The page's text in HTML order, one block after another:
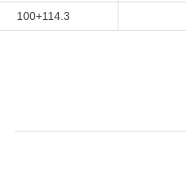
100+114.3